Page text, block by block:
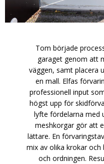
Tom började
garaget genom att
väggen, samt placera
en mall. Elfas
professionell input
högst upp för
lyfte fördelarna med
meshkorgar gör att
lättare. En
mix av olika krokar
och ordningen.